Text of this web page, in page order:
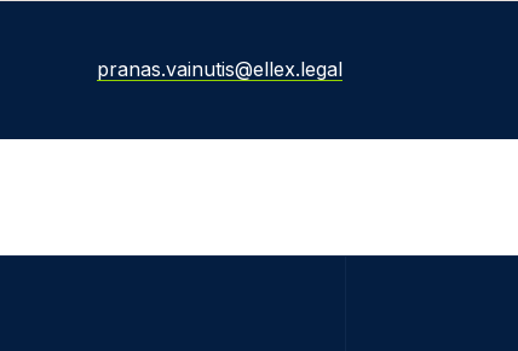
pranas.vainutis@ellex.legal